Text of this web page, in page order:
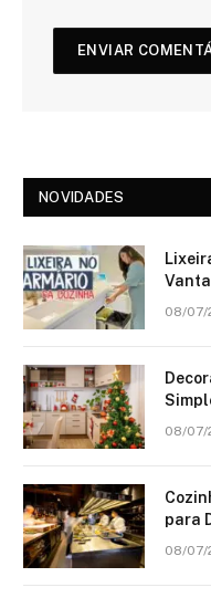
NOVIDADES
08/07/
08/07/
para
08/07/